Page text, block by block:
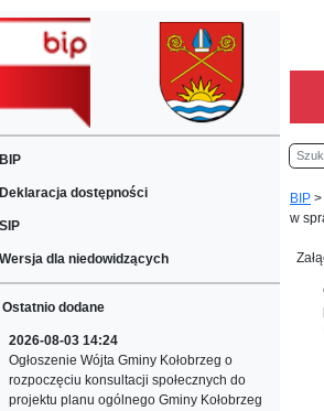
BIP
Deklaracja dostępności
SIP
Wersja dla niedowidzących
Ostatnio dodane
2026-08-03 14:24
Ogłoszenie Wójta Gminy Kołobrzeg o
rozpoczęciu konsultacji społecznych do
projektu planu ogólnego Gminy Kołobrzeg
BIP >
w